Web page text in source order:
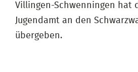
Villingen-Schwenningen hat
Jugendamt an den
übergeben.